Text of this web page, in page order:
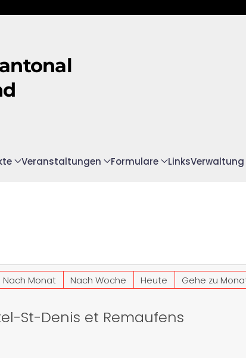
Veranstaltungen Formulare LinksVerwaltung
Nach Monat Nach Woche Heute Gehe zu
St-Denis et Remaufens